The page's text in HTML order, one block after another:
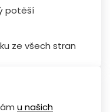
potěší
ze všech stran
u našich